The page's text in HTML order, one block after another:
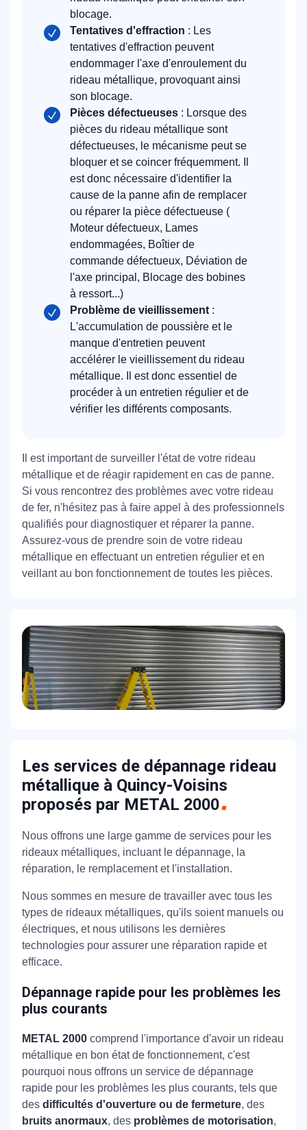
blocage.
Tentatives d'effraction : Les
tentatives d'effraction peuvent
endommager l'axe d'enroulement du
rideau métallique, provoquant ainsi
son blocage.
Pièces défectueuses : Lorsque des
pièces du rideau métallique sont
défectueuses, le mécanisme peut se
bloquer et se coincer fréquemment. Il
est donc nécessaire d'identifier la
cause de la panne afin de remplacer
ou réparer la pièce défectueuse (
Moteur défectueux, Lames
endommagées, Boîtier de
commande défectueux, Déviation de
l'axe principal, Blocage des bobines
à ressort...)
Problème de vieillissement :
L'accumulation de poussière et le
manque d'entretien peuvent
accélérer le vieillissement du rideau
métallique. Il est donc essentiel de
procéder à un entretien régulier et de
vérifier les différents composants.
Il est important de surveiller l'état de votre rideau
métallique et de réagir rapidement en cas de panne.
Si vous rencontrez des problèmes avec votre rideau
de fer, n'hésitez pas à faire appel à des professionnels
qualifiés pour diagnostiquer et réparer la panne.
Assurez-vous de prendre soin de votre rideau
métallique en effectuant un entretien régulier et en
veillant au bon fonctionnement de toutes les pièces.
Les services de dépannage rideau
métallique à Quincy-Voisins
proposés par METAL 2000
Nous offrons une large gamme de services pour les
rideaux métalliques, incluant le dépannage, la
réparation, le remplacement et l'installation.
Nous sommes en mesure de travailler avec tous les
types de rideaux métalliques, qu'ils soient manuels ou
électriques, et nous utilisons les dernières
technologies pour assurer une réparation rapide et
efficace.
Dépannage rapide pour les problèmes les
plus courants
METAL 2000 comprend l'importance d'avoir un rideau
métallique en bon état de fonctionnement, c'est
pourquoi nous offrons un service de dépannage
rapide pour les problèmes les plus courants, tels que
des difficultés d'ouverture ou de fermeture, des
bruits anormaux, des problèmes de motorisation,